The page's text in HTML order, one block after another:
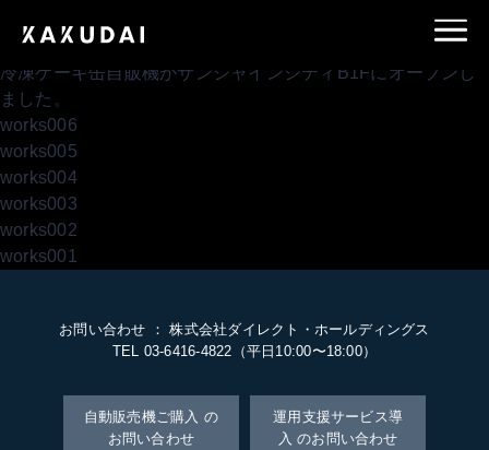
冷凍ケーキ缶自販機がサンシャインシティB1Fにオープンし
ました。
works006
works005
works004
works003
works002
works001
お問い合わせ ： 株式会社ダイレクト・ホールディングス
TEL 03-6416-4822（平日10:00〜18:00）
自動販売機ご購入 の
お問い合わせ
運用支援サービス導
入 のお問い合わせ